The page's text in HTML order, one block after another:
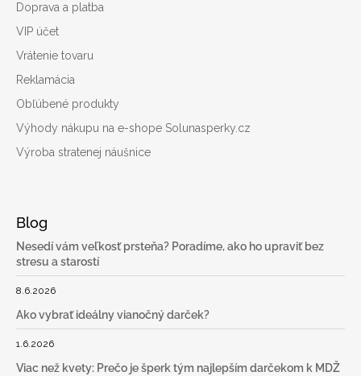
Doprava a platba
VIP účet
Vrátenie tovaru
Reklamácia
Obľúbené produkty
Výhody nákupu na e-shope Solunasperky.cz
Výroba stratenej náušnice
Blog
Nesedí vám veľkosť prsteňa? Poradíme, ako ho upraviť bez
stresu a starostí
8.6.2026
Ako vybrať ideálny vianočný darček?
1.6.2026
Viac než kvety: Prečo je šperk tým najlepším darčekom k MDŽ